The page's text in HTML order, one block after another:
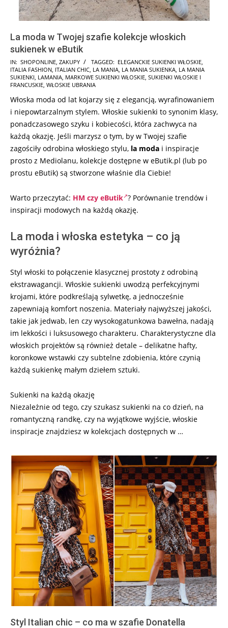
La moda w Twojej szafie kolekcje włoskich
sukienek w eButik
2025-
08-
18
IN: SHOPONLINE, ZAKUPY TAGGED: ELEGANCKIE SUKIENKI WŁOSKIE,
ITALIA FASHION, ITALIAN CHIC, LA MANIA, LA MANIA SUKIENKA, LA MANIA
SUKIENKI, LAMANIA, MARKOWE SUKIENKI WŁOSKIE, SUKIENKI WŁOSKIE I
FRANCUSKIE, WŁOSKIE UBRANIA
Włoska moda od lat kojarzy się z elegancją, wyrafinowaniem
i niepowtarzalnym stylem. Włoskie sukienki to synonim klasy,
ponadczasowego szyku i kobiecości, która zachwyca na
każdą okazję. Jeśli marzysz o tym, by w Twojej szafie
zagościły odrobina włoskiego stylu, la moda i inspiracje
prosto z Mediolanu, kolekcje dostępne w eButik.pl (lub po
prostu eButik) są stworzone właśnie dla Ciebie!
Warto przeczytać: HM czy eButik ? Porównanie trendów i
inspiracji modowych na każdą okazję.
La moda i włoska estetyka – co ją
wyróżnia?
Styl włoski to połączenie klasycznej prostoty z odrobiną
ekstrawagancji. Włoskie sukienki uwodzą perfekcyjnymi
krojami, które podkreślają sylwetkę, a jednocześnie
zapewniają komfort noszenia. Materiały najwyższej jakości,
takie jak jedwab, len czy wysokogatunkowa bawełna, nadają
im lekkości i luksusowego charakteru. Charakterystyczne dla
włoskich projektów są również detale – delikatne hafty,
koronkowe wstawki czy subtelne zdobienia, które czynią
każdą sukienkę małym dziełem sztuki.
Sukienki na każdą okazję
Niezależnie od tego, czy szukasz sukienki na co dzień, na
romantyczną randkę, czy na wyjątkowe wyjście, włoskie
inspiracje znajdziesz w kolekcjach dostępnych w …
Styl Italian chic – co ma w szafie Donatella